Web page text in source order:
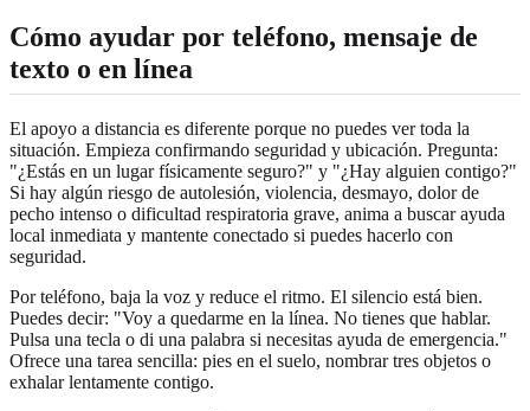
Cómo ayudar por teléfono, mensaje de
texto o en línea
El apoyo a distancia es diferente porque no puedes ver toda la
situación. Empieza confirmando seguridad y ubicación. Pregunta:
"¿Estás en un lugar físicamente seguro?" y "¿Hay alguien contigo?"
Si hay algún riesgo de autolesión, violencia, desmayo, dolor de
pecho intenso o dificultad respiratoria grave, anima a buscar ayuda
local inmediata y mantente conectado si puedes hacerlo con
seguridad.
Por teléfono, baja la voz y reduce el ritmo. El silencio está bien.
Puedes decir: "Voy a quedarme en la línea. No tienes que hablar.
Pulsa una tecla o di una palabra si necesitas ayuda de emergencia."
Ofrece una tarea sencilla: pies en el suelo, nombrar tres objetos o
exhalar lentamente contigo.